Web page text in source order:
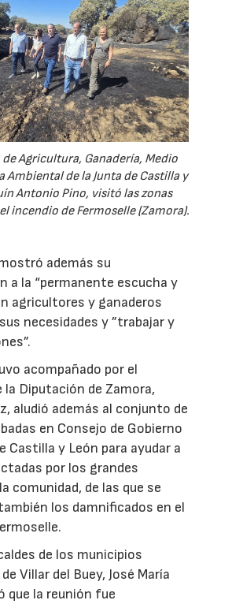
Agricultura, Ganadería, Medio
Ambiental de la Junta de Castilla y
Antonio Pino, visitó las zonas
incendio de Fermoselle (Zamora).
además su
a la “permanente escucha y
agricultores y ganaderos
necesidades y ”trabajar y
acompañado por el
la Diputación de Zamora,
aludió además al conjunto de
en Consejo de Gobierno
Castilla y León para ayudar a
por los grandes
comunidad, de las que se
los damnificados en el
de los municipios
Villar del Buey, José María
que la reunión fue